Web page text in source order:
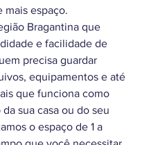
mais espaço.
Bragantina que
e facilidade de
precisa guardar
equipamentos e até
que funciona como
sua casa ou do seu
o espaço de 1 a